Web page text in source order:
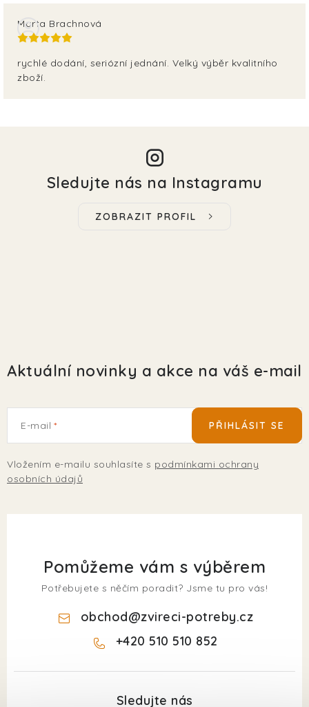
Marta Brachnová
rychlé dodání, seriózní jednání. Velký výběr kvalitního
zboží.
Sledujte nás na Instagramu
ZOBRAZIT PROFIL
Aktuální novinky a akce na váš e-mail
E-mail
Vložením e-mailu souhlasíte s podmínkami ochrany
osobních údajů
PŘIHLÁSIT SE
Pomůžeme vám s výběrem
Potřebujete s něčím poradit? Jsme tu pro vás!
obchod@zvireci-potreby.cz
+420 510 510 852